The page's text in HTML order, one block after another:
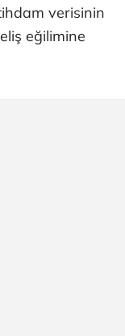
verisinin
eğilimine